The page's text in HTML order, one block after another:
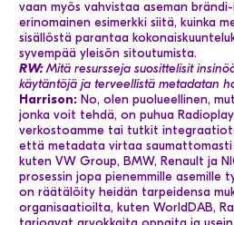
vaan myös vahvistaa aseman
erinomainen esimerkki siitä, kuinka
sisällöstä parantaa
syvempää yleisön sitoutumista.
RW:Mitä resursseja suosittelisit
käytäntöjä ja terveellistä metadatan
Harrison: No, olen puolueellinen,
jonka voit tehdä, on puhua
verkostoamme tai tutkit
että metadata virtaa
kuten VW Group, BMW, Renault ja
prosessin jopa pienemmille asemille
on räätälöity heidän tarpeidensa
organisaatioilta, kuten WorldDAB,